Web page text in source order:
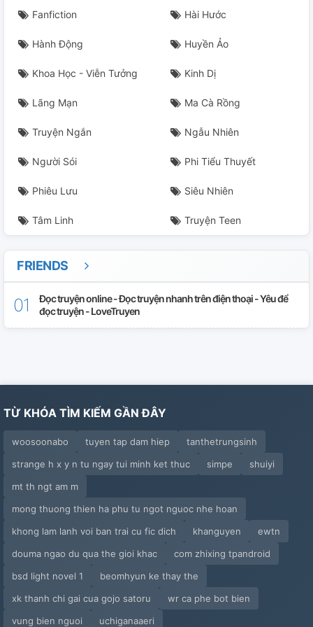
Fanfiction Hài Hước
Hành Động Huyền Ảo
Khoa Học - Viễn Tưởng Kinh Dị
Lãng Mạn Ma Cà Rồng
Truyện Ngắn Ngẫu Nhiên
Người Sói Phi Tiểu Thuyết
Phiêu Lưu Siêu Nhiên
Tâm Linh Truyện Teen
FRIENDS
Đọc truyện online - Đọc truyện nhanh trên điện thoại - Yêu để
đọc truyện - LoveTruyen
TỪ KHÓA TÌM KIẾM GẦN ĐÂY
woosoonabo tuyen tap dam hiep
tanthetrungsinh
strange h x y n tu ngay tui minh ket thuc
simpe
shuiyi
mt th ngt am m
mong thuong thien ha phu tu ngot nguoc nhe hoan
khong lam lanh voi ban trai cu fic dich
khanguyen
ewtn
douma ngao du qua the gioi khac
com zhixing tpandroid
bsd light novel 1
beomhyun ke thay the
xk thanh chi gai cua gojo satoru
wr ca phe bot bien
vung bien nguoi
uchiganaaeri